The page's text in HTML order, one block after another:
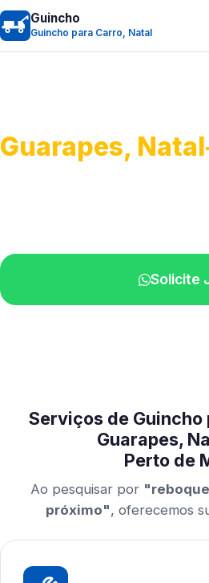
Guincho
Guincho para Carro, Natal
Guarapes,
Solicite
Serviços de Guincho
Guarapes,
Perto de
Ao pesquisar por
próximo", oferecemos